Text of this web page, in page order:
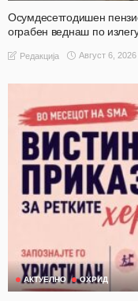
Осумдесетгодишен
ограбен веднаш по
Редакција Август 6, 2026
АКТУЕЛНО ОХРИД